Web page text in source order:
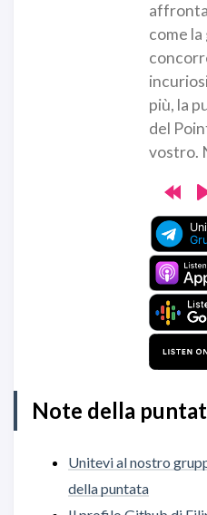
come
più, la
del
vostro.
10s
Note della
Unitevi al nostro
della puntata